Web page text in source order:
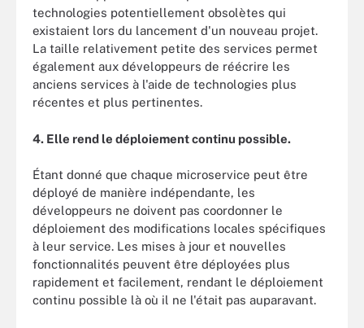
technologies potentiellement obsolètes qui
existaient lors du lancement d'un nouveau projet.
La taille relativement petite des services permet
également aux développeurs de réécrire les
anciens services à l'aide de technologies plus
récentes et plus pertinentes.
4. Elle rend le déploiement continu possible.
Étant donné que chaque microservice peut être
déployé de manière indépendante, les
développeurs ne doivent pas coordonner le
déploiement des modifications locales spécifiques
à leur service. Les mises à jour et nouvelles
fonctionnalités peuvent être déployées plus
rapidement et facilement, rendant le déploiement
continu possible là où il ne l'était pas auparavant.